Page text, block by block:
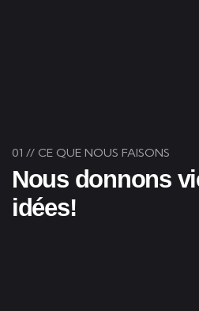
01 // CE QUE NOUS FAISONS
Nous donnons
idées!